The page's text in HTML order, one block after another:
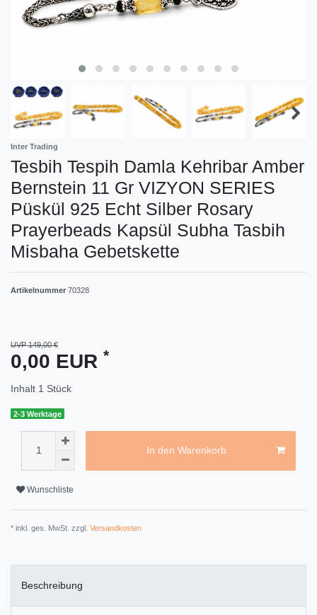
Inter Trading
Tesbih Tespih Damla Kehribar Amber
Bernstein 11 Gr VIZYON SERIES
Püskül 925 Echt Silber Rosary
Prayerbeads Kapsül Subha Tasbih
Misbaha Gebetskette
Artikelnummer 70328
UVP 149,00 €
0,00 EUR *
Inhalt 1 Stück
2-3 Werktage
In den Warenkorb
Wunschliste
* inkl. ges. MwSt. zzgl. Versandkosten
Beschreibung